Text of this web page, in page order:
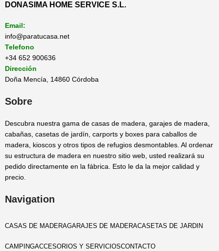
DONASIMA HOME SERVICE S.L.
Email:
info@paratucasa.net
Telefono
+34 652 900636
Dirección
Doña Mencía, 14860 Córdoba
Sobre
Descubra nuestra gama de casas de madera, garajes de madera,
cabañas, casetas de jardín, carports y boxes para caballos de
madera, kioscos y otros tipos de refugios desmontables. Al ordenar
su estructura de madera en nuestro sitio web, usted realizará su
pedido directamente en la fábrica. Esto le da la mejor calidad y
precio.
Navigation
CASAS DE MADERAGARAJES DE MADERACASETAS DE JARDIN
CAMPINGACCESORIOS Y SERVICIOSCONTACTO